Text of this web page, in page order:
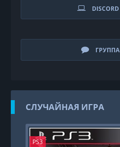
ГРУППА
СЛУЧАЙНАЯ ИГРА
PS3